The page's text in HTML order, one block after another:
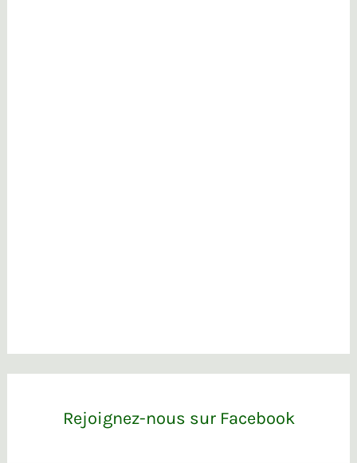
Rejoignez-nous sur Facebook